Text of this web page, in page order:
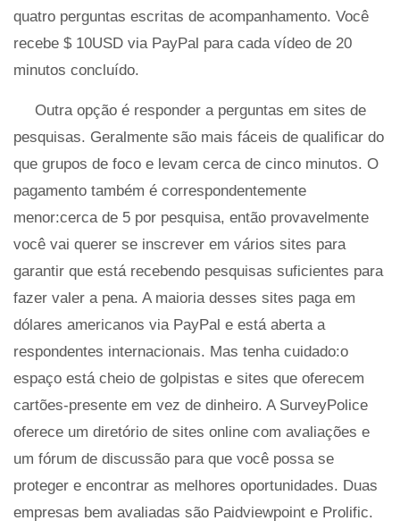
quatro perguntas escritas de acompanhamento. Você
recebe $ 10USD via PayPal para cada vídeo de 20
minutos concluído.
Outra opção é responder a perguntas em sites de
pesquisas. Geralmente são mais fáceis de qualificar do
que grupos de foco e levam cerca de cinco minutos. O
pagamento também é correspondentemente
menor:cerca de 5 por pesquisa, então provavelmente
você vai querer se inscrever em vários sites para
garantir que está recebendo pesquisas suficientes para
fazer valer a pena. A maioria desses sites paga em
dólares americanos via PayPal e está aberta a
respondentes internacionais. Mas tenha cuidado:o
espaço está cheio de golpistas e sites que oferecem
cartões-presente em vez de dinheiro. A SurveyPolice
oferece um diretório de sites online com avaliações e
um fórum de discussão para que você possa se
proteger e encontrar as melhores oportunidades. Duas
empresas bem avaliadas são Paidviewpoint e Prolific.